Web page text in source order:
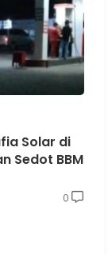
Solar di
Sedot BBM
0